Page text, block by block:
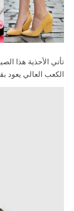
تأتي الأحذية هذا
الكعب العالي يعود